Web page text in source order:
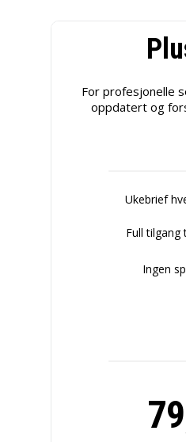
For profesjonelle
oppdatert og
Ukebrief
Full tilgang
Ingen